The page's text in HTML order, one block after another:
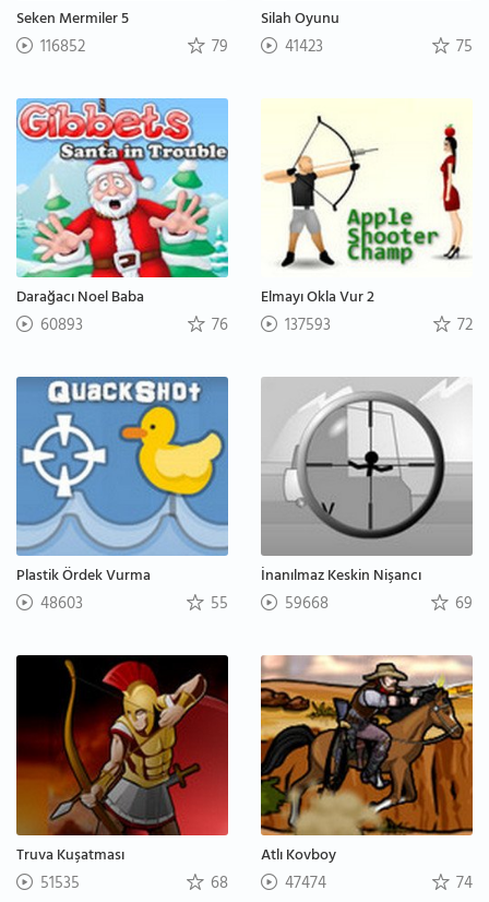
Seken Mermiler 5
116852 79
Silah Oyunu
41423 75
Darağacı Noel Baba
60893 76
Elmayı Okla Vur 2
137593 72
Plastik Ördek Vurma
48603 55
İnanılmaz Keskin Nişancı
59668 69
Truva Kuşatması
51535 68
Atlı Kovboy
47474 74